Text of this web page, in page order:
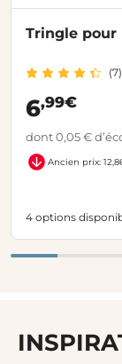
Tringle pour
(7)
6,99€
dont 0,05 €
Ancien prix:
4 options